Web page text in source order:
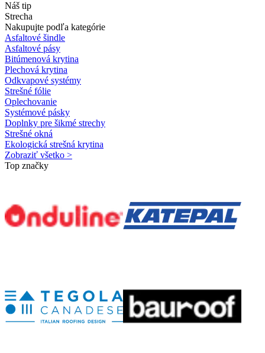
Náš tip
Strecha
Nakupujte podľa kategórie
Asfaltové šindle
Asfaltové pásy
Bitúmenová krytina
Plechová krytina
Odkvapové systémy
Strešné fólie
Oplechovanie
Systémové pásky
Doplnky pre šikmé strechy
Strešné okná
Ekologická strešná krytina
Zobraziť všetko >
Top značky